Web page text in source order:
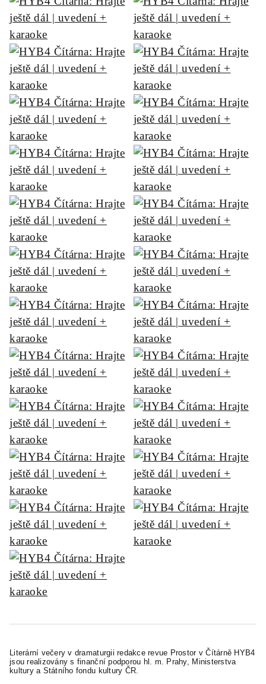
Literární večery v dramaturgii redakce revue Prostor v Čítárně HYB4
jsou realizovány s finanční podporou hl. m. Prahy, Ministerstva
kultury a Státního fondu kultury ČR.